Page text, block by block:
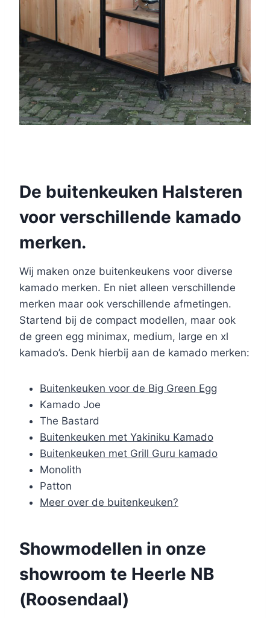
De buitenkeuken Halsteren
voor verschillende kamado
merken.
Wij maken onze buitenkeukens voor diverse
kamado merken. En niet alleen verschillende
merken maar ook verschillende afmetingen.
Startend bij de compact modellen, maar ook
de green egg minimax, medium, large en xl
kamado’s. Denk hierbij aan de kamado merken:
Buitenkeuken voor de Big Green Egg
Kamado Joe
The Bastard
Buitenkeuken met Yakiniku Kamado
Buitenkeuken met Grill Guru kamado
Monolith
Patton
Meer over de buitenkeuken?
Showmodellen in onze
showroom te Heerle NB
(Roosendaal)